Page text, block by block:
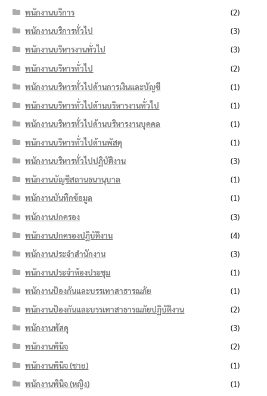
พนักงานบริการ
(2)
พนักงานบริการทั่วไป
(3)
พนักงานบริหารงานทั่วไป
(3)
พนักงานบริหารทั่วไป
(2)
พนักงานบริหารทั่วไปด้านการเงินและบัญชี
(1)
พนักงานบริหารทั่วไปด้านบริหารงานทั่วไป
(1)
พนักงานบริหารทั่วไปด้านบริหารงานบุคคล
(1)
พนักงานบริหารทั่วไปด้านพัสดุ
(1)
พนักงานบริหารทั่วไปปฏิบัติงาน
(3)
พนักงานบัญชีสถานธนานุบาล
(1)
พนักงานบันทึกข้อมูล
(1)
พนักงานปกครอง
(3)
พนักงานปกครองปฏิบัติงาน
(4)
พนักงานประจำสำนักงาน
(3)
พนักงานประจำห้องประชุม
(1)
พนักงานป้องกันและบรรเทาสาธารณภัย
(1)
พนักงานป้องกันและบรรเทาสาธารณภัยปฏิบัติงาน
(2)
พนักงานพัสดุ
(3)
พนักงานพินิจ
(2)
พนักงานพินิจ (ชาย)
(1)
พนักงานพินิจ (หญิง)
(1)